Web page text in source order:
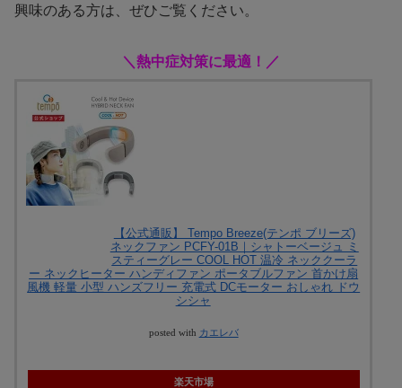
興味のある方は、ぜひご覧ください。
＼熱中症対策に最適！／
【公式通販】 Tempo Breeze(テンポ ブリーズ)
ネックファン PCFY-01B｜シャトーベージュ ミ
スティーグレー COOL HOT 温冷 ネッククーラ
ー ネックヒーター ハンディファン ポータブルファン 首かけ扇
風機 軽量 小型 ハンズフリー 充電式 DCモーター おしゃれ ドウ
シシャ
posted with カエレバ
楽天市場